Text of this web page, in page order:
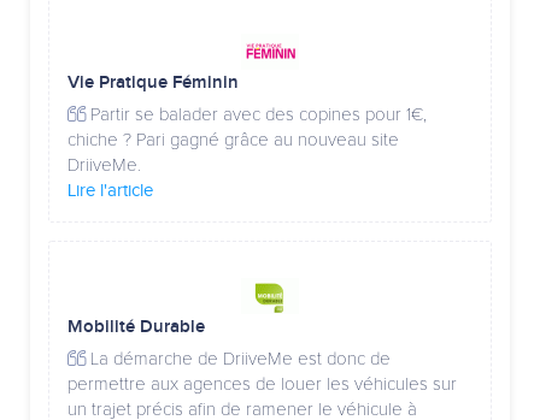
Vie Pratique Féminin
Partir se balader avec des copines pour 1€,
chiche ? Pari gagné grâce au nouveau site
DriiveMe.
Lire l'article
Mobilité Durable
La démarche de DriiveMe est donc de
permettre aux agences de louer les véhicules sur
un trajet précis afin de ramener le véhicule à